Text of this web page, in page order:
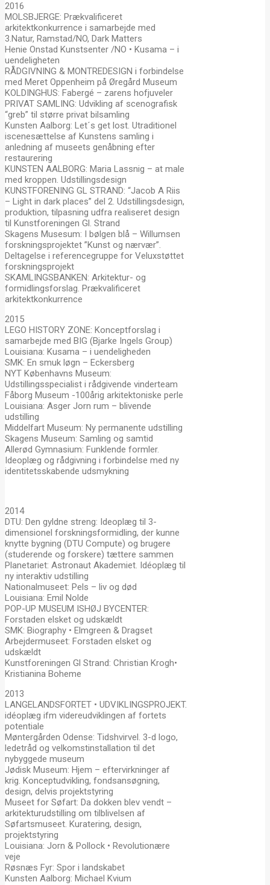
2016
MOLSBJERGE: Prækvalificeret
arkitektkonkurrence i samarbejde med
3.Natur, Ramstad/NO, Dark Matters
Henie Onstad Kunstsenter /NO • Kusama – i
uendeligheten
RÅDGIVNING & MONTREDESIGN i forbindelse
med Meret Oppenheim på Øregård Museum
KOLDINGHUS: Fabergé – zarens hofjuveler
PRIVAT SAMLING: Udvikling af scenografisk
“greb” til større privat bilsamling
Kunsten Aalborg: Let´s get lost. Utraditionel
iscenesættelse af Kunstens samling i
anledning af museets genåbning efter
restaurering
KUNSTEN AALBORG: Maria Lassnig – at male
med kroppen. Udstillingsdesign
KUNSTFORENING GL STRAND: “Jacob A Riis
– Light in dark places” del 2. Udstillingsdesign,
produktion, tilpasning udfra realiseret design
til Kunstforeningen Gl. Strand
Skagens Musesum: I bølgen blå – Willumsen
forskningsprojektet ”Kunst og nærvær”.
Deltagelse i referencegruppe for Veluxstøttet
forskningsprojekt
SKAMLINGSBANKEN: Arkitektur- og
formidlingsforslag. Prækvalificeret
arkitektkonkurrence
2015
LEGO HISTORY ZONE: Konceptforslag i
samarbejde med BIG (Bjarke Ingels Group)
Louisiana: Kusama – i uendeligheden
SMK: En smuk løgn – Eckersberg
NYT Københavns Museum:
Udstillingsspecialist i rådgivende vinderteam
Fåborg Museum -100årig arkitektoniske perle
Louisiana: Asger Jorn rum – blivende
udstilling
Middelfart Museum: Ny permanente udstilling
Skagens Museum: Samling og samtid
Allerød Gymnasium: Funklende formler.
Ideoplæg og rådgivning i forbindelse med ny
identitetsskabende udsmykning
2014
DTU: Den gyldne streng: Ideoplæg til 3-
dimensionel forskningsformidling, der kunne
knytte bygning (DTU Compute) og brugere
(studerende og forskere) tættere sammen
Planetariet: Astronaut Akademiet. Idéoplæg til
ny interaktiv udstilling
Nationalmuseet: Pels – liv og død
Louisiana: Emil Nolde
POP-UP MUSEUM ISHØJ BYCENTER:
Forstaden elsket og udskældt
SMK: Biography • Elmgreen & Dragset
Arbejdermuseet: Forstaden elsket og
udskældt
Kunstforeningen Gl Strand: Christian Krogh•
Kristianina Boheme
2013
LANGELANDSFORTET • UDVIKLINGSPROJEKT.
idéoplæg ifm videreudviklingen af fortets
potentiale
Møntergården Odense: Tidshvirvel. 3-d logo,
ledetråd og velkomstinstallation til det
nybyggede museum
Jødisk Museum: Hjem – eftervirkninger af
krig. Konceptudvikling, fondsansøgning,
design, delvis projektstyring
Museet for Søfart: Da dokken blev vendt –
arkitekturudstilling om tilblivelsen af
Søfartsmuseet. Kuratering, design,
projektstyring
Louisiana: Jorn & Pollock • Revolutionære
veje
Røsnæs Fyr: Spor i landskabet
Kunsten Aalborg: Michael Kvium